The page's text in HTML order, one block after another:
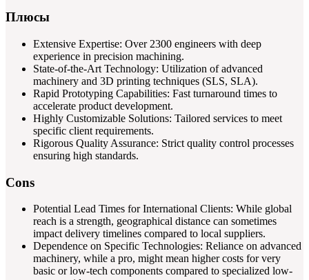
Плюсы
Extensive Expertise: Over 2300 engineers with deep
experience in precision machining.
State-of-the-Art Technology: Utilization of advanced
machinery and 3D printing techniques (SLS, SLA).
Rapid Prototyping Capabilities: Fast turnaround times to
accelerate product development.
Highly Customizable Solutions: Tailored services to meet
specific client requirements.
Rigorous Quality Assurance: Strict quality control processes
ensuring high standards.
Cons
Potential Lead Times for International Clients: While global
reach is a strength, geographical distance can sometimes
impact delivery timelines compared to local suppliers.
Dependence on Specific Technologies: Reliance on advanced
machinery, while a pro, might mean higher costs for very
basic or low-tech components compared to specialized low-